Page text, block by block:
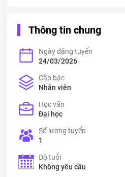
Thông tin chung
Ngày đăng tuyển
24/03/2026
Cấp bậc
Nhân viên
Học vấn
Đại học
Số lượng tuyển
1
Độ tuổi
Không yêu cầu